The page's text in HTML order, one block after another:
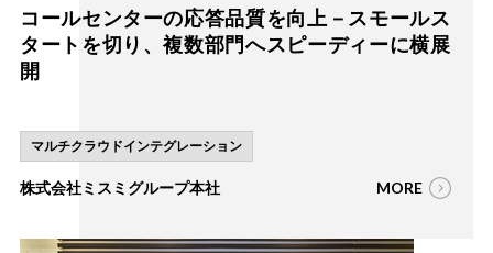
コールセンターの応答品質を向上－スモールス
タートを切り、複数部門へスピーディーに横展
開
マルチクラウドインテグレーション
株式会社ミスミグループ本社 MORE